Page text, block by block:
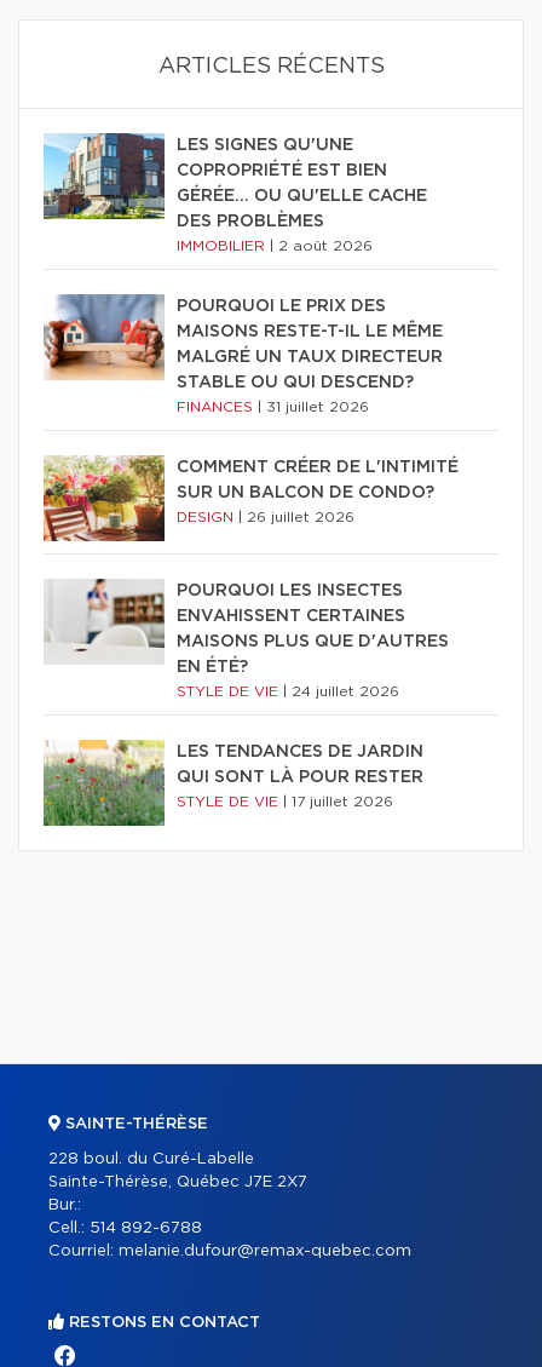
ARTICLES RÉCENTS
LES SIGNES QU'UNE
COPROPRIÉTÉ EST BIEN
GÉRÉE… OU QU'ELLE CACHE
DES PROBLÈMES
IMMOBILIER 2 août 2026
POURQUOI LE PRIX DES
MAISONS RESTE-T-IL LE MÊME
MALGRÉ UN TAUX DIRECTEUR
STABLE OU QUI DESCEND?
FINANCES 31 juillet 2026
COMMENT CRÉER DE L'INTIMITÉ
SUR UN BALCON DE CONDO?
DESIGN 26 juillet 2026
POURQUOI LES INSECTES
ENVAHISSENT CERTAINES
MAISONS PLUS QUE D'AUTRES
EN ÉTÉ?
STYLE DE VIE 24 juillet 2026
LES TENDANCES DE JARDIN
QUI SONT LÀ POUR RESTER
STYLE DE VIE 17 juillet 2026
SAINTE-THÉRÈSE
228 boul. du Curé-Labelle
Sainte-Thérèse, Québec J7E 2X7
Bur.:
Cell.: 514 892-6788
Courriel: melanie.dufour@remax-quebec.com
RESTONS EN CONTACT